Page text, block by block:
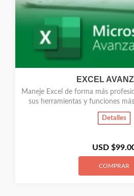
EXCEL
Maneje Excel de forma más
sus herramientas y funciones
Detalles
USD $
COMPRAR